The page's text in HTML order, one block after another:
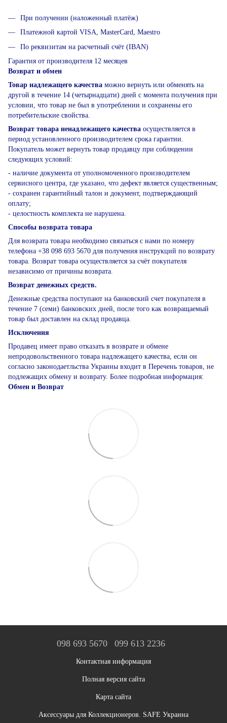
При получении (наложенный платёж)
Платежной картой VISA, MasterCard, Maestro
По реквизитам на расчетный счёт (IBAN)
Гарантия от производителя 12 месяцев
Возврат и обмен
Товар надлежащего качества можно вернуть или обменять на
другой в течение 14 (четырнадцати) дней с момента получения при
условии, что товар не был в употреблении и сохранены его
потребительские свойства.
Возврат товара ненадлежащего качества осуществляется в
период установленного производителем срока гарантии.
Покупатель может вернуть товар продавцу при соблюдении
следующих условий:
- наличие документа от уполномоченного производителем
сервисного центра, где указано, что дефект является существенным;
- сохранен гарантийный талон и документ, подтверждающий
оплату;
- целостность комплекта не нарушена.
Способы возврата товара
Для возврата товара необходимо связаться с нами по номеру
телефона +38 098 693 5670 для получения инструкций по возврату
товара. Возврат товара осуществляется за счёт покупателя
независимо от причины возврата.
Возврат денежных средств.
Денежные средства поступают на банковский счет покупателя в
течение 7 (семи) банковских дней, после того как возвращаемый
товар был доставлен на склад продавца.
Исключения
Продавец имеет право отказать в возврате и обмене
непродовольственного товара надлежащего качества, если он
согласно законодаетльства Украины входит в Перечень товаров, не
подлежащих обмену и возврату. Более подробная информация:
Обмен и Возврат
098 693 5670 099 613 2236
Контактная информация
Полная версия сайта
Карта сайта
Аксессуары для Коллекционеров. SAFE Украина